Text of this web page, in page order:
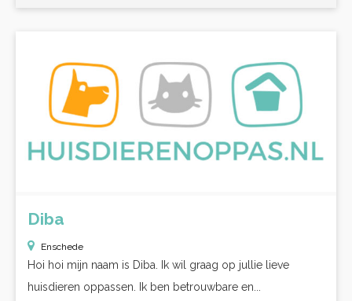
Diba
Enschede
Hoi hoi mijn naam is Diba. Ik wil graag op jullie lieve
huisdieren oppassen. Ik ben betrouwbare en...